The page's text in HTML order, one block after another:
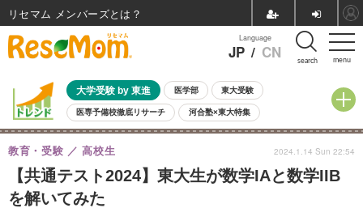
menu
Language
JP / CN search
大学受験 by 東進 医学部 東大受験
医専予備校徹底リサーチ 河合塾×東大特集
親子で考える大学選び 高校受験 中学受験 小学校受験
共通テスト 夏休み
8月開催イベント・WS 全国公立高校 過去問 人気記事
自由研究教材（小学生向け）
【共通テスト2024】東大生が数学IAと数学IIB
を解いてみた
教育・受験 高校生 2024.1.14 Sun 22:54
リセマム メンバーズ